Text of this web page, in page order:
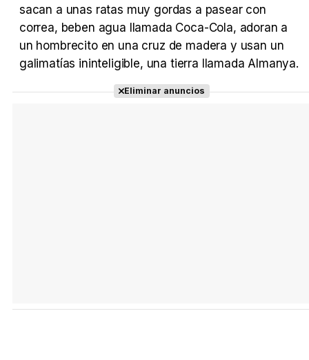
sacan a unas ratas muy gordas a pasear con
correa, beben agua llamada Coca-Cola, adoran a
un hombrecito en una cruz de madera y usan un
galimatías ininteligible, una tierra llamada Almanya.
Eliminar anuncios